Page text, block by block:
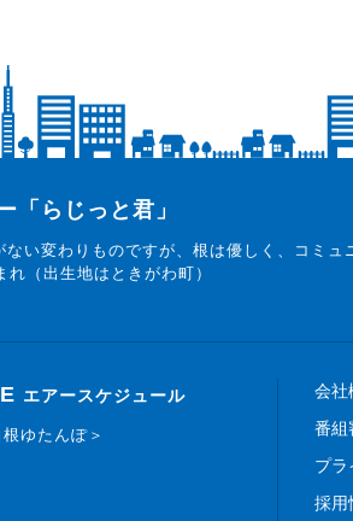
「らじっと君」
い変わりものですが、根は優しく、コミュ
（出生地はときがわ町）
エアースケジュール
ゆたんぽ＞
会社
番組
プラ
採用